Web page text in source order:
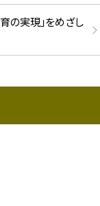
の実現」をめざし